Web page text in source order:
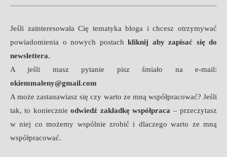
Jeśli zainteresowała Cię tematyka bloga i chcesz otrzymywać
powiadomienia o nowych postach kliknij aby zapisać się do
newslettera.
A jeśli masz pytanie pisz śmiało na e-mail:
okiemmaleny@gmail.com
A może zastanawiasz się czy warto ze mną współpracować? Jeśli
tak, to koniecznieodwiedź zakładkę współpraca – przeczytasz
w niej co możemy wspólnie zrobić i dlaczego warto ze mną
współpracować.